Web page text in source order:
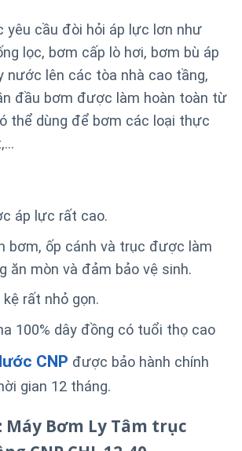
yêu cầu đòi hỏi áp lực lơn như
lọc, bơm cấp lò hơi, bơm bù áp
nước lên các tòa nhà cao tầng,
đầu bơm được làm hoàn toàn từ
thể dùng để bơm các loại thực
áp lực rất cao.
bơm, ốp cánh và trục được làm
ăn mòn và đảm bảo vệ sinh.
rất nhỏ gọn.
100% dây đồng có tuổi thọ cao
CNP được bảo hành chính
gian 12 tháng.
Máy Bơm Ly Tâm trục